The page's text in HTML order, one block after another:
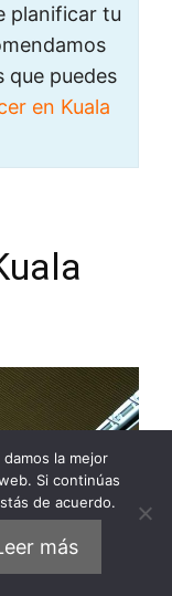
planificar tu
que puedes
en Kuala
la mejor
Si continúas
de acuerdo.
más